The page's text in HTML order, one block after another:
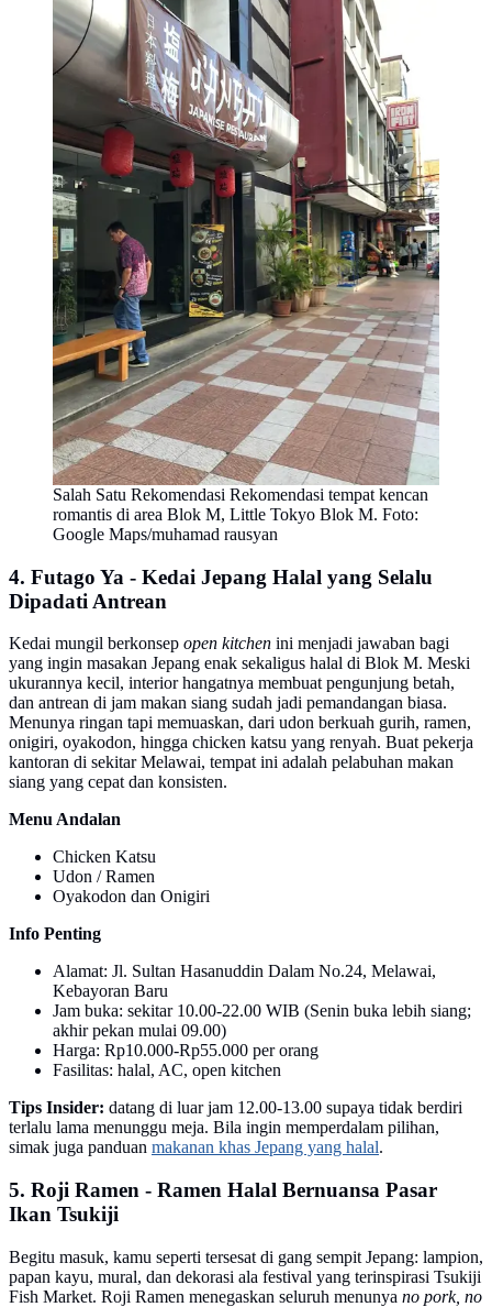
Salah Satu Rekomendasi Rekomendasi tempat kencan
romantis di area Blok M, Little Tokyo Blok M. Foto:
Google Maps/muhamad rausyan
4. Futago Ya - Kedai Jepang Halal yang Selalu
Dipadati Antrean
Kedai mungil berkonsep open kitchen ini menjadi jawaban bagi
yang ingin masakan Jepang enak sekaligus halal di Blok M. Meski
ukurannya kecil, interior hangatnya membuat pengunjung betah,
dan antrean di jam makan siang sudah jadi pemandangan biasa.
Menunya ringan tapi memuaskan, dari udon berkuah gurih, ramen,
onigiri, oyakodon, hingga chicken katsu yang renyah. Buat pekerja
kantoran di sekitar Melawai, tempat ini adalah pelabuhan makan
siang yang cepat dan konsisten.
Menu Andalan
Chicken Katsu
Udon / Ramen
Oyakodon dan Onigiri
Info Penting
Alamat: Jl. Sultan Hasanuddin Dalam No.24, Melawai,
Kebayoran Baru
Jam buka: sekitar 10.00-22.00 WIB (Senin buka lebih siang;
akhir pekan mulai 09.00)
Harga: Rp10.000-Rp55.000 per orang
Fasilitas: halal, AC, open kitchen
Tips Insider: datang di luar jam 12.00-13.00 supaya tidak berdiri
terlalu lama menunggu meja. Bila ingin memperdalam pilihan,
simak juga panduan makanan khas Jepang yang halal.
5. Roji Ramen - Ramen Halal Bernuansa Pasar
Ikan Tsukiji
Begitu masuk, kamu seperti tersesat di gang sempit Jepang: lampion,
papan kayu, mural, dan dekorasi ala festival yang terinspirasi Tsukiji
Fish Market. Roji Ramen menegaskan seluruh menunya no pork, no